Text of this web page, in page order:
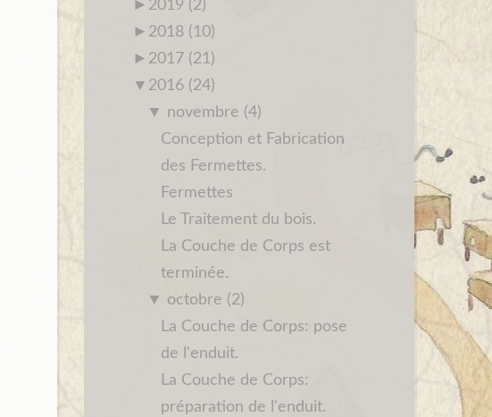
► 2019 (2)
► 2018 (10)
► 2017 (21)
▼ 2016 (24)
▼ novembre (4)
Conception et Fabrication
des Fermettes.
Fermettes
Le Traitement du bois.
La Couche de Corps est
terminée.
▼ octobre (2)
La Couche de Corps: pose
de l'enduit.
La Couche de Corps:
préparation de l'enduit.